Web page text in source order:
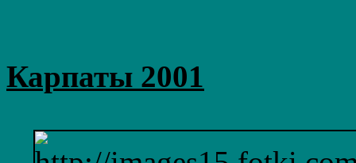
Карпаты 2001